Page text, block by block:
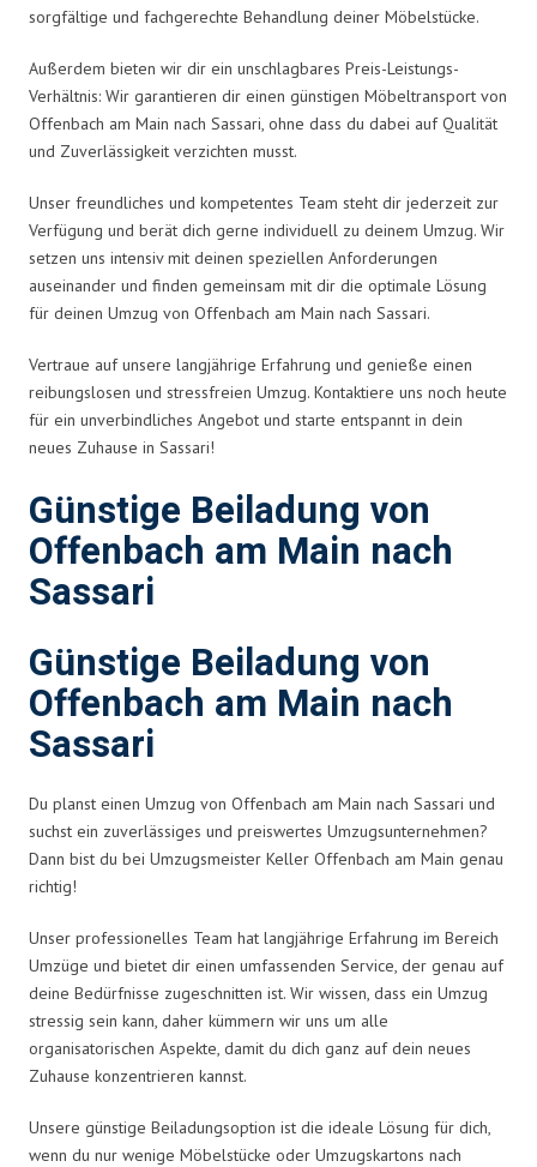
sorgfältige und fachgerechte Behandlung deiner Möbelstücke.
Außerdem bieten wir dir ein unschlagbares Preis-Leistungs-
Verhältnis: Wir garantieren dir einen günstigen Möbeltransport von
Offenbach am Main nach Sassari, ohne dass du dabei auf Qualität
und Zuverlässigkeit verzichten musst.
Unser freundliches und kompetentes Team steht dir jederzeit zur
Verfügung und berät dich gerne individuell zu deinem Umzug. Wir
setzen uns intensiv mit deinen speziellen Anforderungen
auseinander und finden gemeinsam mit dir die optimale Lösung
für deinen Umzug von Offenbach am Main nach Sassari.
Vertraue auf unsere langjährige Erfahrung und genieße einen
reibungslosen und stressfreien Umzug. Kontaktiere uns noch heute
für ein unverbindliches Angebot und starte entspannt in dein
neues Zuhause in Sassari!
Günstige Beiladung von
Offenbach am Main nach
Sassari
Günstige Beiladung von
Offenbach am Main nach
Sassari
Du planst einen Umzug von Offenbach am Main nach Sassari und
suchst ein zuverlässiges und preiswertes Umzugsunternehmen?
Dann bist du bei Umzugsmeister Keller Offenbach am Main genau
richtig!
Unser professionelles Team hat langjährige Erfahrung im Bereich
Umzüge und bietet dir einen umfassenden Service, der genau auf
deine Bedürfnisse zugeschnitten ist. Wir wissen, dass ein Umzug
stressig sein kann, daher kümmern wir uns um alle
organisatorischen Aspekte, damit du dich ganz auf dein neues
Zuhause konzentrieren kannst.
Unsere günstige Beiladungsoption ist die ideale Lösung für dich,
wenn du nur wenige Möbelstücke oder Umzugskartons nach